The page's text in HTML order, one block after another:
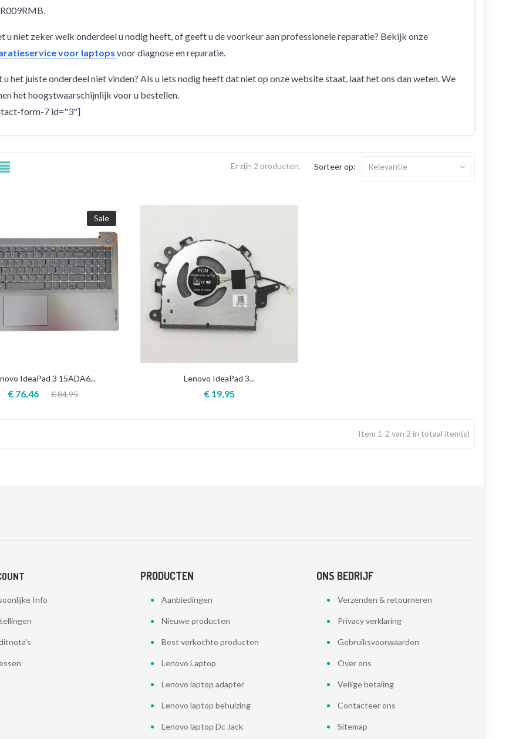
u niet zeker welk onderdeel u nodig heeft, of geeft u de voorkeur aan professionele reparatie? Bekijk onze
voor laptops voor diagnose en reparatie.
u het juiste onderdeel niet vinden? Als u iets nodig heeft dat niet op onze website staat, laat het ons dan weten. We
het hoogstwaarschijnlijk voor u bestellen.
form-7 id="3"]
Er zijn 2 producten. Sorteer op: Relevantie
Sale
IdeaPad 3 15ADA6...
€ 76,46 € 84,95
Lenovo IdeaPad 3...
€ 19,95
Item 1-2 van 2 in totaal item(s)
Info
PRODUCTEN
Aanbiedingen
Nieuwe producten
Best verkochte producten
Lenovo Laptop
Lenovo laptop adapter
Lenovo laptop behuizing
Lenovo laptop Dc Jack
ONS BEDRIJF
Verzenden & retourneren
Privacy verklaring
Gebruiksvoorwaarden
Over ons
Veilige betaling
Contacteer ons
Sitemap